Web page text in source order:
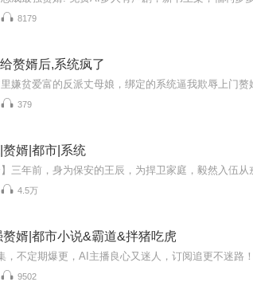
8179
赘婿后,系统疯了
379
婿|都市|系统
4.5万
赘婿|都市小说&霸道&拌猪吃虎
9502